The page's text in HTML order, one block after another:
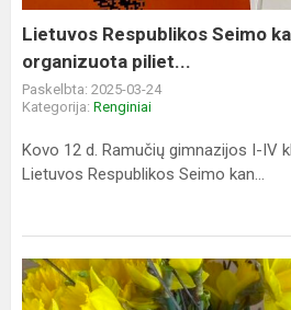
Lietuvos Respublikos Seimo
organizuota piliet...
Paskelbta: 2025-03-24
Kategorija: Renginiai
Kovo 12 d. Ramučių gimnazijos I-IV
Lietuvos Respublikos Seimo kan...
Žemės
diena